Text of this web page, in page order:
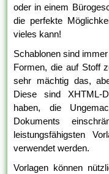
oder in einem
die perfekte
vieles kann!
Schablonen sind
Formen, die auf Stoff
sehr mächtig das,
Diese sind XHTML-
haben, die
Dokuments
leistungsfähigsten
verwendet werden.
Vorlagen können